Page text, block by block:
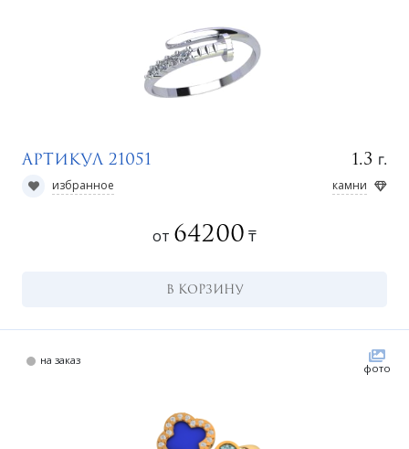
Артикул 21051 1.3 г.
избранное камни
от 64200 ₸
В КОРЗИНУ
на заказ
фото